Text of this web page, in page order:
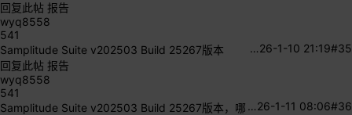
回复此帖 报告
wyq8558
541
#35
26-1-10 21:19
…
Samplitude Suite v202503 Build 25267版本
回复此帖 报告
wyq8558
541
#36
26-1-11 08:06
…
Samplitude Suite v202503 Build 25267版本，哪